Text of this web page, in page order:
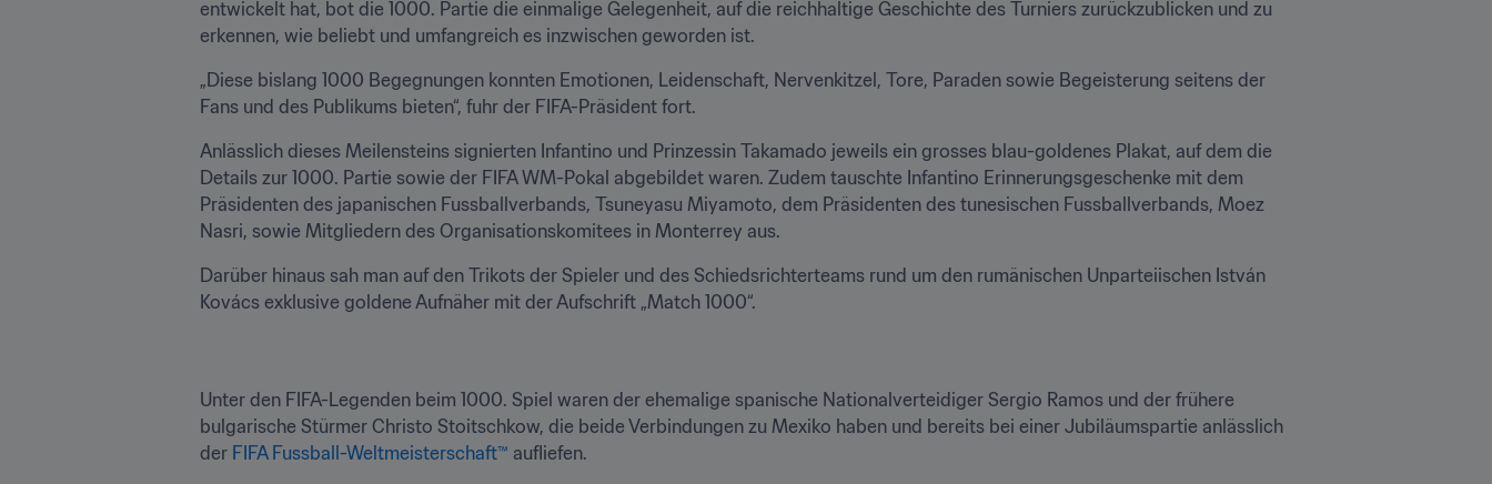
entwickelt hat, bot die 1000. Partie die einmalige Gelegenheit, auf die reichhaltige Geschichte des Turniers zurückzublicken und zu
erkennen, wie beliebt und umfangreich es inzwischen geworden ist.
„Diese bislang 1000 Begegnungen konnten Emotionen, Leidenschaft, Nervenkitzel, Tore, Paraden sowie Begeisterung seitens der
Fans und des Publikums bieten“, fuhr der FIFA-Präsident fort.
Anlässlich dieses Meilensteins signierten Infantino und Prinzessin Takamado jeweils ein grosses blau-goldenes Plakat, auf dem die
Details zur 1000. Partie sowie der FIFA WM-Pokal abgebildet waren. Zudem tauschte Infantino Erinnerungsgeschenke mit dem
Präsidenten des japanischen Fussballverbands, Tsuneyasu Miyamoto, dem Präsidenten des tunesischen Fussballverbands, Moez
Nasri, sowie Mitgliedern des Organisationskomitees in Monterrey aus.
Darüber hinaus sah man auf den Trikots der Spieler und des Schiedsrichterteams rund um den rumänischen Unparteiischen István
Kovács exklusive goldene Aufnäher mit der Aufschrift „Match 1000“.
Unter den FIFA-Legenden beim 1000. Spiel waren der ehemalige spanische Nationalverteidiger Sergio Ramos und der frühere
bulgarische Stürmer Christo Stoitschkow, die beide Verbindungen zu Mexiko haben und bereits bei einer Jubiläumspartie anlässlich
der FIFA Fussball-Weltmeisterschaft™ aufliefen.